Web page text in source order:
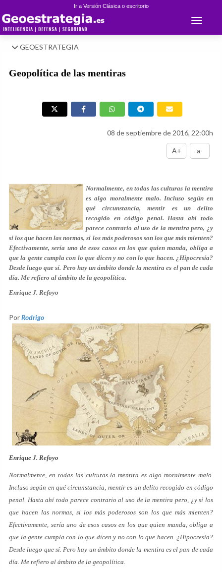
Ir a Versión Clásica o escritorio
Toggle
GEOESTRATEGIA
Geopolítica de las mentiras
08 de septiembre de 2016, 22:00h
A+ a-
Normalmente, en todas las culturas la mentira
es algo moralmente malo. Incluso según en
qué circunstancia, mentir es un delito
recogido en código penal. Hasta ahí todo
parece contrario al uso de la mentira pero, ¿y
si los que hacen las normas, si los más poderosos son los que más mienten?
Efectivamente, sería uno de esos casos en los que quien manda, obliga a
que la gente cumpla con lo que dicen y no con lo que hacen. ¿Hipocresía?
Desde luego que sí. Pero hay un ámbito donde la mentira es el pan de cada
día. Me refiero al ámbito de la geopolítica.
Enrique J. Refoyo
PorRodrigo
Enrique J. Refoyo
Normalmente, en todas las culturas la mentira es algo moralmente malo.
Incluso según en qué circunstancia, mentir es un delito recogido en código
penal. Hasta ahí todo parece contrario al uso de la mentira pero, ¿y si los
que hacen las normas, si los más poderosos son los que más mienten?
Efectivamente, sería uno de esos casos en los que quien manda, obliga a
que la gente cumpla con lo que dicen y no con lo que hacen. ¿Hipocresía?
Desde luego que sí. Pero hay un ámbito donde la mentira es el pan de cada
día. Me refiero al ámbito de la geopolítica.